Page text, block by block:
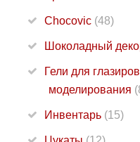
Chocovic (48)
Шоколадный
Гели для
моделирования
Инвентарь (15)